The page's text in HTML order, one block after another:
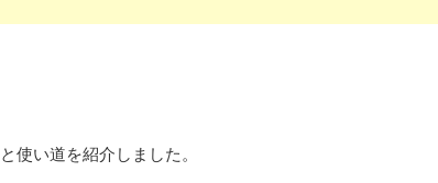
使い道を紹介しました。